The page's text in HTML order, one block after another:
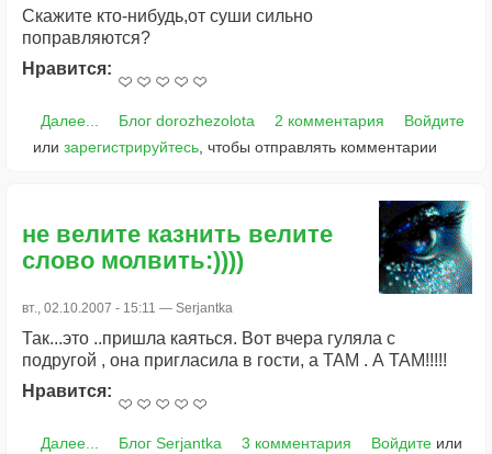
Скажите кто-нибудь,от суши сильно
поправляются?
Нравится:
Далее... Блог dorozhezolota 2 комментария
Войдите
или зарегистрируйтесь , чтобы отправлять комментарии
не велите казнить велите
слово молвить:))))
вт., 02.10.2007 - 15:11 — Serjantka
Так...это ..пришла каяться. Вот вчера гуляла с
подругой , она пригласила в гости, а ТАМ . А ТАМ!!!!!
Нравится:
Далее... Блог Serjantka 3 комментария Войдитеили